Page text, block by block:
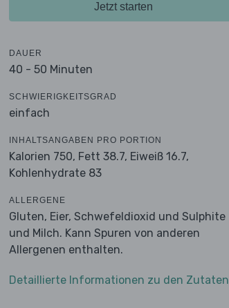
Jetzt starten
DAUER
40 - 50 Minuten
SCHWIERIGKEITSGRAD
einfach
INHALTSANGABEN PRO PORTION
Kalorien 750, Fett 38.7, Eiweiß 16.7,
Kohlenhydrate 83
ALLERGENE
Gluten, Eier, Schwefeldioxid und Sulphite
und Milch. Kann Spuren von anderen
Allergenen enthalten.
Detaillierte Informationen zu den Zutaten